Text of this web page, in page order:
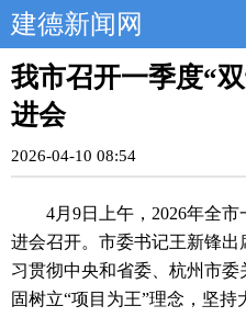
建德新闻网
我市召开一季度“
进会
2026-04-10 08:54
4月9日上午，2026年全
进会召开。市委书记王新锋
习贯彻中央和省委、杭州市
固树立“项目为王”理念，坚持